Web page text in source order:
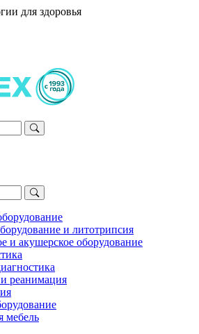
для здоровья
и литотрипсия
и акушерское оборудование
реанимация
мебель